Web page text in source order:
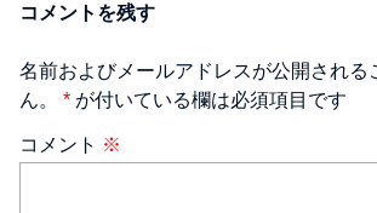
コメントを残す
名前およびメールアドレスが公開される
ん。 * が付いている欄は必須項目です
コメント ※